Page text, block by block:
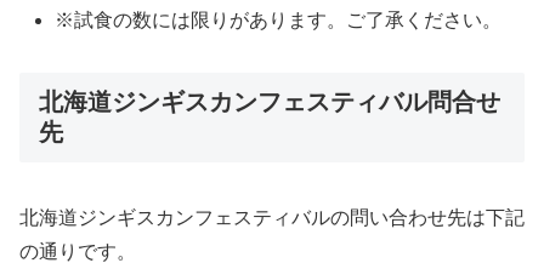
※試食の数には限りがあります。ご了承ください。
北海道ジンギスカンフェスティバル問合せ
先
北海道ジンギスカンフェスティバルの問い合わせ先は下記
の通りです。